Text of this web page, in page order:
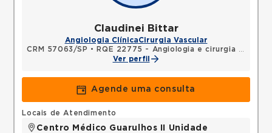
Claudinei Bittar
Angiologia ClínicaCirurgia Vascular
CRM 57063/SP •
RQE 22775 - Angiologia e cirurgia vascular
Ver perfil
Agende uma consulta
Locais de Atendimento
Centro Médico Guarulhos II Unidade